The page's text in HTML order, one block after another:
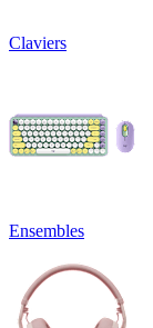
Claviers
Ensembles